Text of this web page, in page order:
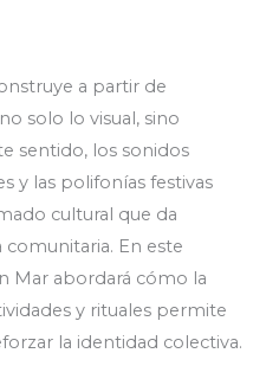
a partir de
solo lo visual, sino
sentido, los sonidos
y las polifonías festivas
cultural que da
comunitaria. En este
Mar abordará cómo la
y rituales permite
la identidad colectiva.